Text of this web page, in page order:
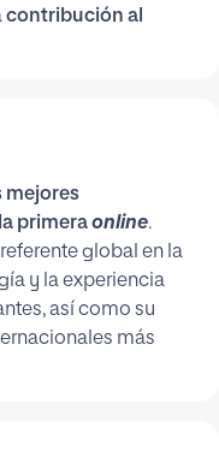
contribución al
mejores
primeraonline.
global en la
y la experiencia
así como su
más